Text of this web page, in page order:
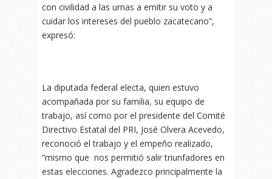
con civilidad a las urnas a emitir su voto y a
cuidar los intereses del pueblo zacatecano”,
expresó:
La diputada federal electa, quien estuvo
acompañada por su familia, su equipo de
trabajo, así como por el presidente del Comité
Directivo Estatal del PRI, José Olvera Acevedo,
reconoció el trabajo y el empeño realizado,
“mismo que nos permitió salir triunfadores en
estas elecciones. Agradezco principalmente la